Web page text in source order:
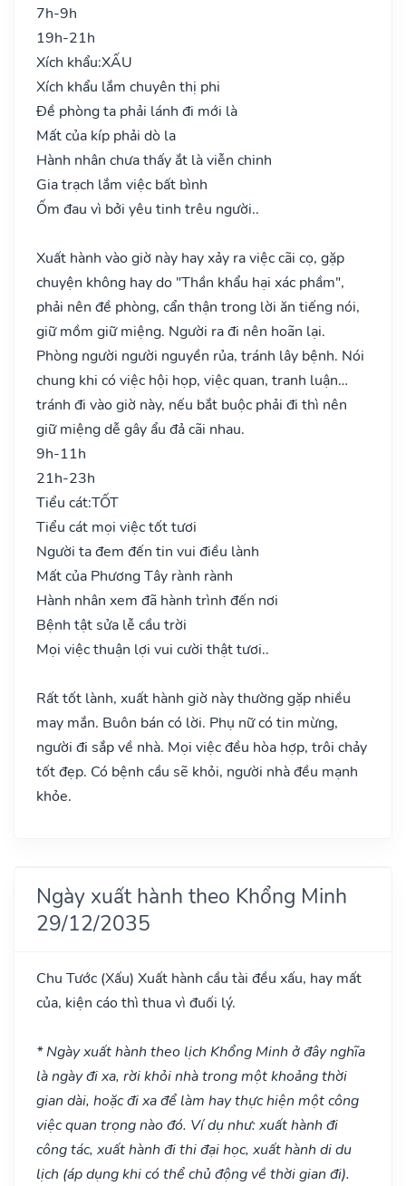
7h-9h
19h-21h
Xích khẩu:XẤU
Xích khẩu lắm chuyên thị phi
Đề phòng ta phải lánh đi mới là
Mất của kíp phải dò la
Hành nhân chưa thấy ắt là viễn chinh
Gia trạch lắm việc bất bình
Ốm đau vì bởi yêu tinh trêu người..
Xuất hành vào giờ này hay xảy ra việc cãi cọ, gặp
chuyện không hay do "Thần khẩu hại xác phầm",
phải nên đề phòng, cẩn thận trong lời ăn tiếng nói,
giữ mồm giữ miệng. Người ra đi nên hoãn lại.
Phòng người người nguyền rủa, tránh lây bệnh. Nói
chung khi có việc hội họp, việc quan, tranh luận…
tránh đi vào giờ này, nếu bắt buộc phải đi thì nên
giữ miệng dễ gây ẩu đả cãi nhau.
9h-11h
21h-23h
Tiểu cát:TỐT
Tiểu cát mọi việc tốt tươi
Người ta đem đến tin vui điều lành
Mất của Phương Tây rành rành
Hành nhân xem đã hành trình đến nơi
Bệnh tật sửa lễ cầu trời
Mọi việc thuận lợi vui cười thật tươi..
Rất tốt lành, xuất hành giờ này thường gặp nhiều
may mắn. Buôn bán có lời. Phụ nữ có tin mừng,
người đi sắp về nhà. Mọi việc đều hòa hợp, trôi chảy
tốt đẹp. Có bệnh cầu sẽ khỏi, người nhà đều mạnh
khỏe.
Ngày xuất hành theo Khổng Minh
29/12/2035
Chu Tước (Xấu) Xuất hành cầu tài đều xấu, hay mất
của, kiện cáo thì thua vì đuối lý.
* Ngày xuất hành theo lịch Khổng Minh ở đây nghĩa
là ngày đi xa, rời khỏi nhà trong một khoảng thời
gian dài, hoặc đi xa để làm hay thực hiện một công
việc quan trọng nào đó. Ví dụ như: xuất hành đi
công tác, xuất hành đi thi đại học, xuất hành di du
lịch (áp dụng khi có thể chủ động về thời gian đi).